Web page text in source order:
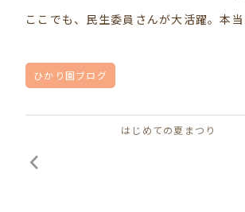
ここでも、民生委員さんが大活躍。本
ひかり園ブログ
はじめての夏まつり